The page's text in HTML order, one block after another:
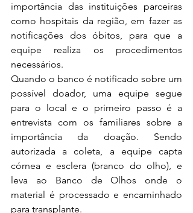
importância das instituições parceiras
como hospitais da região, em fazer as
notificações dos óbitos, para que a
equipe realiza os procedimentos
necessários.
Quando o banco é notificado sobre um
possível doador, uma equipe segue
para o local e o primeiro passo é a
entrevista com os familiares sobre a
importância da doação. Sendo
autorizada a coleta, a equipe capta
córnea e esclera (branco do olho), e
leva ao Banco de Olhos onde o
material é processado e encaminhado
para transplante.